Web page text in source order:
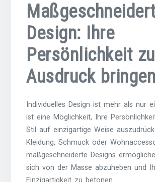
Design: Ihre
Persönlichkeit
Ausdruck bringen
Individuelles Design ist mehr als nur
ist eine Möglichkeit, Ihre
Stil auf einzigartige Weise
Kleidung, Schmuck oder
maßgeschneiderte Designs
sich von der Masse abzuheben und